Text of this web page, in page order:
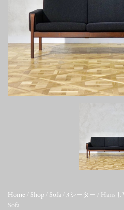
Home / Shop / Sofa / 3シーター / Hans J.
Sofa